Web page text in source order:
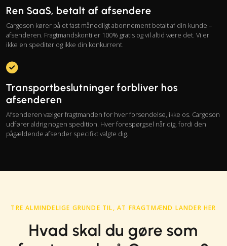
Ren SaaS, betalt af afsendere
Cargoson kører på et fast månedligt abonnement betalt af din kunde –
afsenderen. Fragtmandskonti er 100% gratis og vil altid være det. Vi er
ikke en speditør og ikke din konkurrent.
Transportbeslutninger forbliver hos
afsenderen
Afsenderen vælger fragtmanden for hver forsendelse, ikke os. Cargoson
udfører aldrig nogen spedition. Hver forespørgsel når dig, fordi den
pågældende afsender specifikt valgte dig.
TRE ALMINDELIGE GRUNDE TIL, AT FRAGTMÆND LANDER HER
Hvad skal du gøre som